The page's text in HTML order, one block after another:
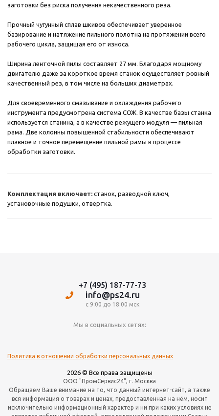
заготовки без риска получения некачественного реза.
Прочный чугунный сплав шкивов обеспечивает уверенное
базирование и натяжение пильного полотна на протяжении всего
рабочего цикла, защищая его от износа.
Ширина ленточной пилы составляет 27 мм. Благодаря мощному
двигателю даже за короткое время станок осуществляет ровный
качественный рез, в том числе на больших диаметрах.
Для своевременного смазывание и охлаждения рабочего
инструмента предусмотрена система СОЖ. В качестве базы станка
используется станина, а в качестве режущего модуля — пильная
рама. Две колонны повышенной стабильности обеспечивают
плавное и точное перемещение пильной рамы в процессе
обработки заготовки.
Комплектация включает: станок, разводной ключ,
установочные подушки, отвертка.
+7 (495) 187-77-73
info@ps24.ru
с 9:00 до 18:00 мск
Мы в социальных сетях:
Политика в отношении обработки персональных данных
2026 © Все права защищены
ООО "ПромСервис24", г. Москва
Обращаем Ваше внимание на то, что данный интернет-сайт, а также
вся информация о товарах и ценах, предоставленная на нём, носит
исключительно информационный характер и ни при каких условиях не